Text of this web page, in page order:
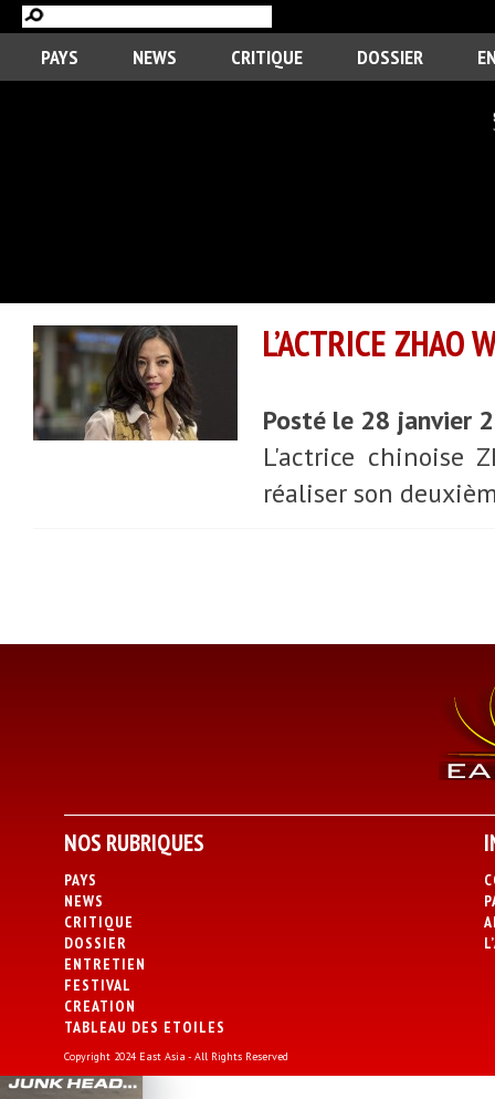
PAYS NEWS CRITIQUE DOSSIER
L’ACTRICE ZHAO
Posté le 28 janvier
L'actrice chinoise
réaliser son
NOS RUBRIQUES
PAYS
NEWS
CRITIQUE
DOSSIER
ENTRETIEN
FESTIVAL
CREATION
TABLEAU DES ETOILES
Copyright 2024 East Asia - All Rights Reserved